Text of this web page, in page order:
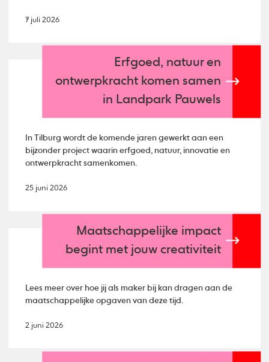
7 juli 2026
Erfgoed, natuur en
ontwerpkracht komen samen
in Landpark Pauwels
In Tilburg wordt de komende jaren gewerkt aan een
bijzonder project waarin erfgoed, natuur, innovatie en
ontwerpkracht samenkomen.
25 juni 2026
Maatschappelijke impact
begint met jouw creativiteit
Lees meer over hoe jij als maker bij kan dragen aan de
maatschappelijke opgaven van deze tijd.
2 juni 2026